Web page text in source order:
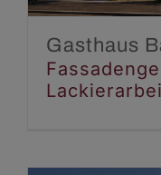
Gasthaus